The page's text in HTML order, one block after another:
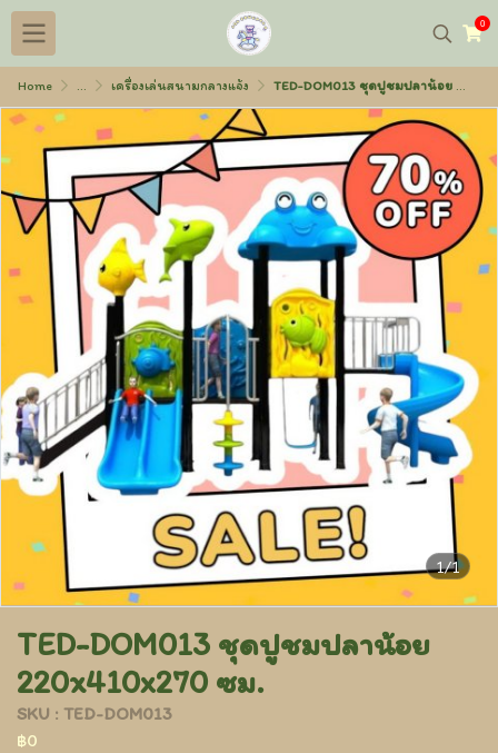
0
Home ... เครื่องเล่นสนามกลางแจ้ง TED-DOM013 ชุดปูชมปลาน้อย 220x410x270 ซม.
1/1
TED-DOM013 ชุดปูชมปลาน้อย
220x410x270 ซม.
SKU : TED-DOM013
฿0